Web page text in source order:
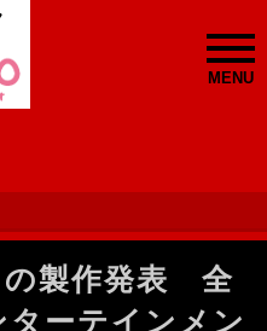
MENU
の製作発表 全
ターテインメン